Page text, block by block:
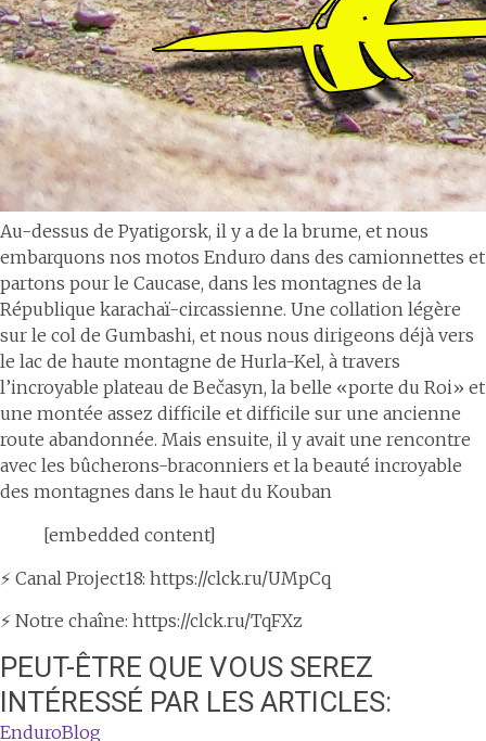
Au-dessus de Pyatigorsk, il y a de la brume, et nous
embarquons nos motos Enduro dans des camionnettes et
partons pour le Caucase, dans les montagnes de la
République karachaï-circassienne. Une collation légère
sur le col de Gumbashi, et nous nous dirigeons déjà vers
le lac de haute montagne de Hurla-Kel, à travers
l’incroyable plateau de Bečasyn, la belle «porte du Roi» et
une montée assez difficile et difficile sur une ancienne
route abandonnée. Mais ensuite, il y avait une rencontre
avec les bûcherons-braconniers et la beauté incroyable
des montagnes dans le haut du Kouban
[embedded content]
⚡ Canal Project18: https://clck.ru/UMpCq
⚡ Notre chaîne: https://clck.ru/TqFXz
PEUT-ÊTRE QUE VOUS SEREZ
INTÉRESSÉ PAR LES ARTICLES:
EnduroBlog